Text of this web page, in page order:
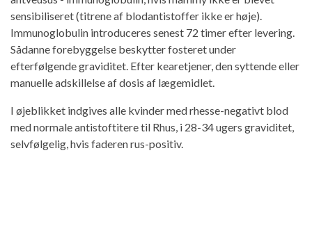
sensibiliseret (titrene af blodantistoffer ikke er høje).
Immunoglobulin introduceres senest 72 timer efter levering.
Sådanne forebyggelse beskytter fosteret under
efterfølgende graviditet. Efter kearetjener, den syttende eller
manuelle adskillelse af dosis af lægemidlet.
I øjeblikket indgives alle kvinder med rhesse-negativt blod
med normale antistoftitere til Rhus, i 28-34 ugers graviditet,
selvfølgelig, hvis faderen rus-positiv.